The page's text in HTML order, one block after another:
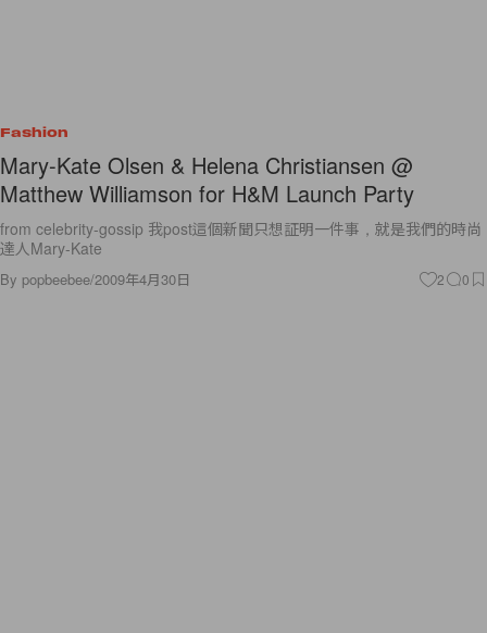
Fashion
Mary-Kate Olsen & Helena Christiansen @
Matthew Williamson for H&M Launch Party
from celebrity-gossip 我post這個新聞只想証明一件事，就是我們的時尚
達人Mary-Kate
By popbeebee/2009年4月30日 2 0